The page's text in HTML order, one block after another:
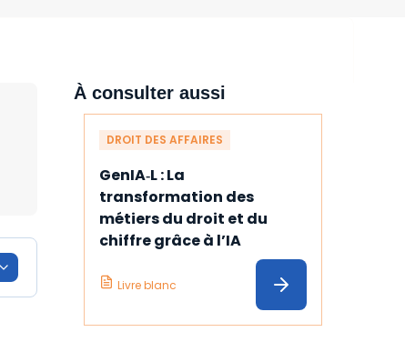
À consulter aussi
DROIT DES AFFAIRES
GenIA‑L : La
transformation des
métiers du droit et du
chiffre grâce à l’IA
Livre blanc